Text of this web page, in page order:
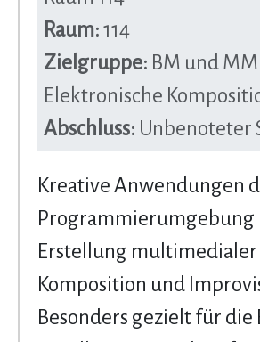
Raum: 114
Zielgruppe: BM und
Elektronische
Abschluss: Unbenoteter
Kreative Anwendungen
Programmierumgebung
Erstellung
Komposition und
Besonders gezielt für